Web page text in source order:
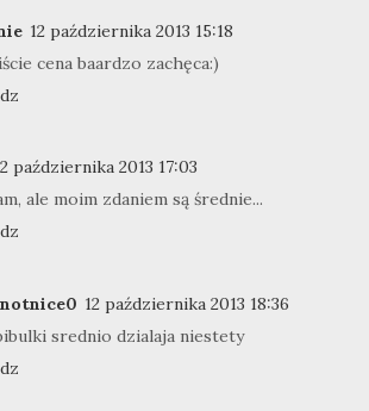
12 października 2013 15:18
cena baardzo zachęca:)
października 2013 17:03
ale moim zdaniem są średnie...
12 października 2013 18:36
srednio dzialaja niestety